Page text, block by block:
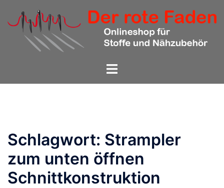
Inhalt
springen
Menü
Schlagwort: Strampler
zum unten öffnen
Schnittkonstruktion